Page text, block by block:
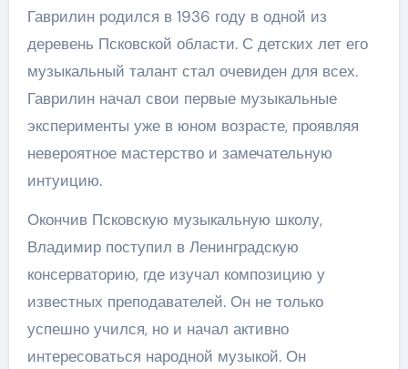
Гаврилин родился в 1936 году в одной из
деревень Псковской области. С детских лет его
музыкальный талант стал очевиден для всех.
Гаврилин начал свои первые музыкальные
эксперименты уже в юном возрасте, проявляя
невероятное мастерство и замечательную
интуицию.
Окончив Псковскую музыкальную школу,
Владимир поступил в Ленинградскую
консерваторию, где изучал композицию у
известных преподавателей. Он не только
успешно учился, но и начал активно
интересоваться народной музыкой. Он